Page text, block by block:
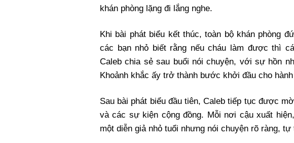
khán phòng lặng đi lắng nghe.
Khi bài phát biểu kết thúc, toàn bộ khán phòng
các bạn nhỏ biết rằng nếu cháu làm được thì
Caleb chia sẻ sau buổi nói chuyện, với sự hồn
Khoảnh khắc ấy trở thành bước khởi đầu cho
Sau bài phát biểu đầu tiên, Caleb tiếp tục được
và các sự kiện cộng đồng. Mỗi nơi cậu xuất
một diễn giả nhỏ tuổi nhưng nói chuyện rõ ràng,